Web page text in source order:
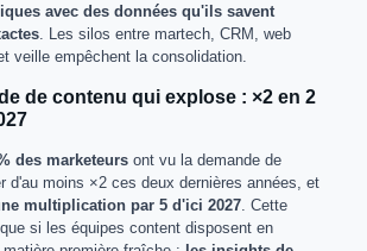
avec des données qu'ils savent
. Les silos entre martech, CRM, web
veille empêchent la consolidation.
de contenu qui explose : ×2 en 2
des marketeurs ont vu la demande de
d'au moins ×2 ces deux dernières années, et
multiplication par 5 d'ici 2027 . Cette
si les équipes content disposent en